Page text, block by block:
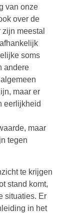
van onze
over de
meestal
soms
andere
maar er
eerlijkheid
maar
tegen
te krijgen
stand komt,
situaties. Er
in het